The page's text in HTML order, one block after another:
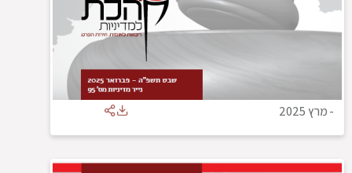
-מרץ 2025